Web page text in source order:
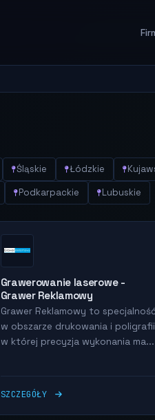
Śląskie Łódzkie
Podkarpackie Lubuskie
Grawerowanie laserowe -
Grawer Reklamowy
Grawer Reklamowy to
w obszarze drukowania i
w której precyzja wykonania ma...
SZCZEGÓŁY